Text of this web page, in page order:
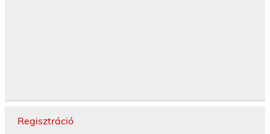
Regisztráció